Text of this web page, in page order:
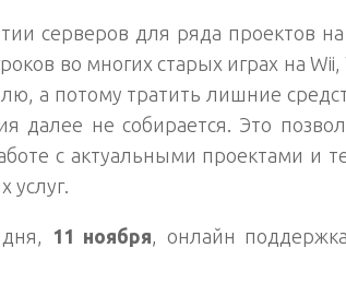
серверов для ряда проектов
во многих старых играх на Wii,
а потому тратить лишние
далее не собирается. Это
с актуальными проектами и
услуг.
11 ноября, онлайн